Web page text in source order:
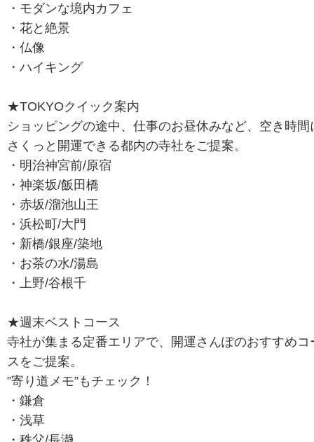
・モダンな境内カフェ
・花と絶景
・仏像
・ハイキング
★TOKYOクイック案内
ショッピングの途中、仕事のお昼休みなど、空き時間
さくっと開運できる都内の寺社をご提案。
・明治神宮前/原宿
・神楽坂/飯田橋
・赤坂/溜池山王
・浜松町/大門
・新橋/銀座/築地
・お茶の水/湯島
・上野/谷根千
★週末ベストコース
寺社が集まる定番エリアで、開運さんぽのおすすめコ
スをご提案。
”寄り道メモ”もチェック！
・鎌倉
・浅草